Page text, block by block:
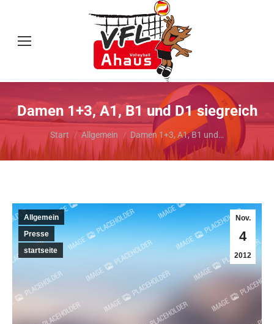
Damen 1+3, A1, B1 und D1 siegreich
Sie befinden sich hier:
Start Allgemein Damen 1+3, A1, B1 und…
Nov.
4
2012
Allgemein
Presse
startseite